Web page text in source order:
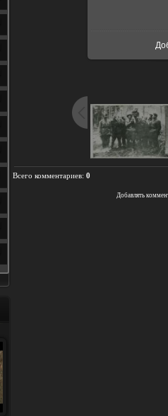
Всего комментариев: 0
Добавлять